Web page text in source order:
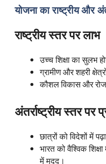
योजना का राष्ट्रीय और
राष्ट्रीय स्तर पर लाभ
उच्च शिक्षा का सुलभ
ग्रामीण और शहरी
कौशल विकास और
अंतर्राष्ट्रीय स्तर पर
छात्रों को विदेशों में
भारत को वैश्विक
में मदद।